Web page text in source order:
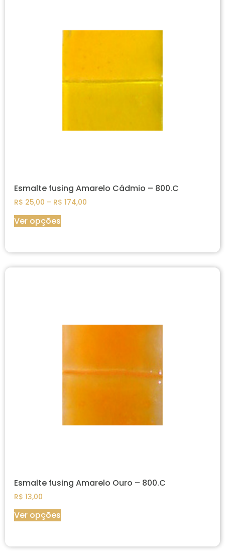
Esmalte fusing Amarelo Cádmio – 800.C
R$ 25,00 – R$ 174,00
Ver opções
Esmalte fusing Amarelo Ouro – 800.C
R$ 13,00
Ver opções